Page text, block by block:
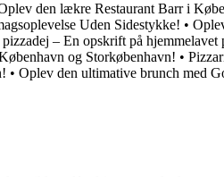
den lækre Restaurant Barr i
Uden Sidestykke! •
– En opskrift på hjemmelavet
og Storkøbenhavn! •
• Oplev den ultimative brunch med